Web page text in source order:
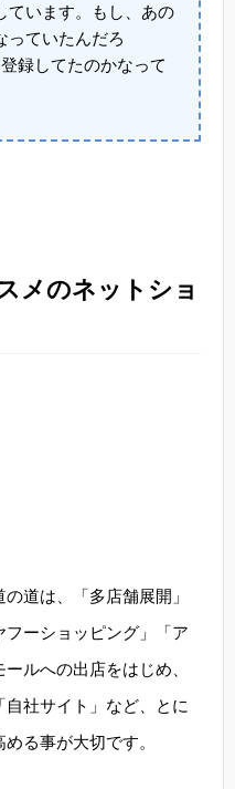
ています。もし、あの
っていたんだろ
録してたのかなって
メのネットショ
道は、「多店舗展開」
ーショッピング」「ア
ルへの出店をはじめ、
自社サイト」など、とに
る事が大切です。